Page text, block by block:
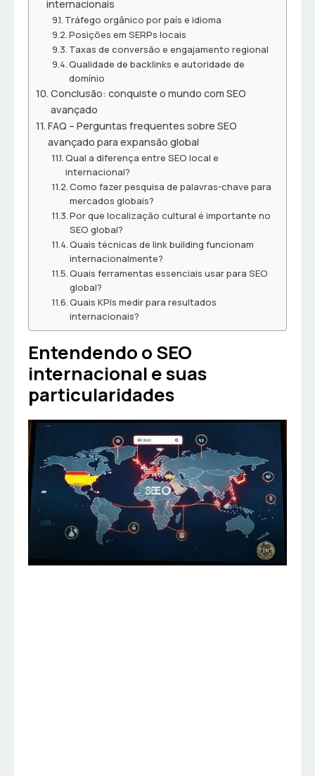
internacionais
Tráfego orgânico por país e idioma
Posições em SERPs locais
Taxas de conversão e engajamento regional
Qualidade de backlinks e autoridade de
domínio
Conclusão: conquiste o mundo com SEO
avançado
FAQ – Perguntas frequentes sobre SEO
avançado para expansão global
Qual a diferença entre SEO local e
internacional?
Como fazer pesquisa de palavras-chave para
mercados globais?
Por que localização cultural é importante no
SEO global?
Quais técnicas de link building funcionam
internacionalmente?
Quais ferramentas essenciais usar para SEO
global?
Quais KPIs medir para resultados
internacionais?
Entendendo o SEO
internacional e suas
particularidades